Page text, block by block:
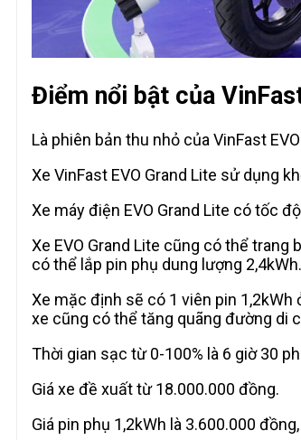
Điểm nổi bật của
Là phiên bản thu nhỏ của VinFast
Xe VinFast EVO Grand Lite sử dụng
Xe máy điện EVO Grand Lite có tốc
Xe EVO Grand Lite cũng có thể trang
có thể lắp pin phụ dung lượng 2,4kWh.
Xe mặc định sẽ có 1 viên pin
xe cũng có thể tăng quãng đường di
Thời gian sạc từ 0-100% là 6 giờ 30
Giá xe đề xuất từ 18.000.000 đồng.
Giá pin phụ 1,2kWh là 3.600.000